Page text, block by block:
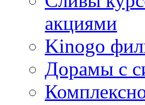
акциями
Kinogo
Дорамы с